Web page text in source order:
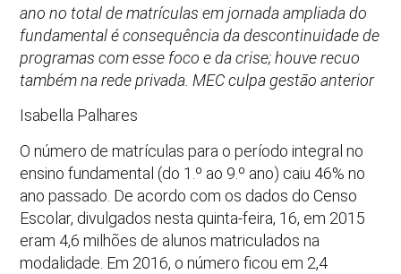
ano no total de matrículas em jornada ampliada do
fundamental é consequência da descontinuidade de
programas com esse foco e da crise; houve recuo
também na rede privada. MEC culpa gestão anterior
Isabella Palhares
O número de matrículas para o período integral no
ensino fundamental (do 1.º ao 9.º ano) caiu 46% no
ano passado. De acordo com os dados do Censo
Escolar, divulgados nesta quinta-feira, 16, em 2015
eram 4,6 milhões de alunos matriculados na
modalidade. Em 2016, o número ficou em 2,4